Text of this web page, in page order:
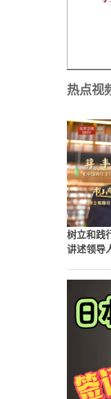
热点视
树立和践
讲述领导